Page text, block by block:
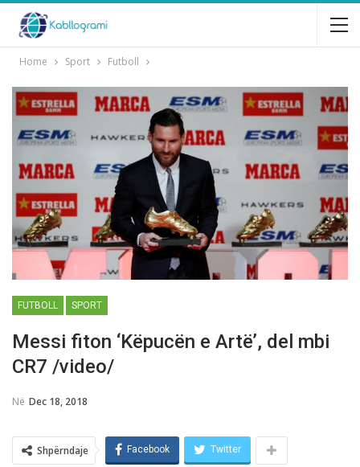
Home Sport Futboll
FUTBOLL SPORT
Messi fiton ‘Këpucën e Artë’, del mbi
CR7 /video/
Në Dec 18, 2018
Shpërndaje Facebook Twitter